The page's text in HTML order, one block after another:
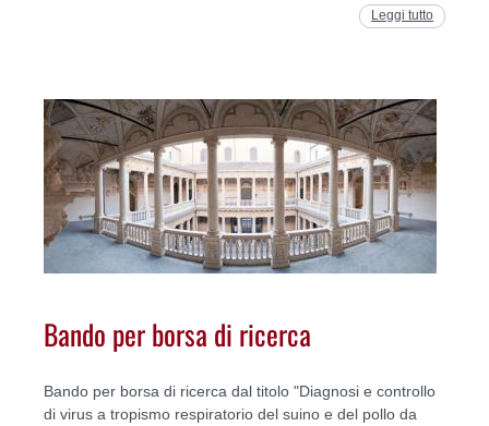
Leggi tutto
Bando per borsa di ricerca
Bando per borsa di ricerca dal titolo "Diagnosi e controllo
di virus a tropismo respiratorio del suino e del pollo da